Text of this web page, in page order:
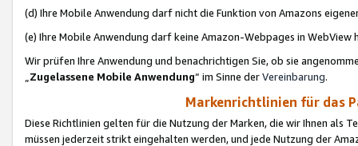
(d) Ihre Mobile Anwendung darf nicht die Funktion von Amazons
(e) Ihre Mobile Anwendung darf keine Amazon-Webpages in WebView
Wir prüfen Ihre Anwendung und benachrichtigen Sie, ob sie
„Zugelassene Mobile Anwendung“ im Sinne derVereinbarung.
Markenrichtlinien für das
Diese Richtlinien gelten für die Nutzung der Marken, die wir Ihnen als
müssen jederzeit strikt eingehalten werden, und jede Nutzung der